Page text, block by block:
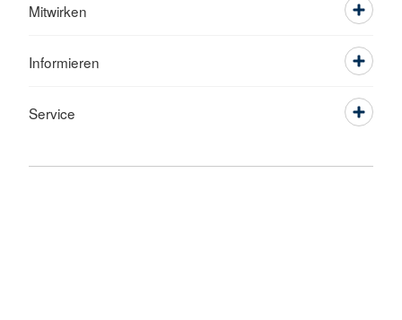
Mitwirken
Informieren
Service